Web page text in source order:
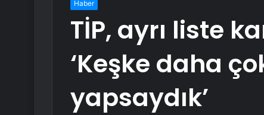
Haber
TİP, ayrı liste
‘Keşke daha
yapsaydık’